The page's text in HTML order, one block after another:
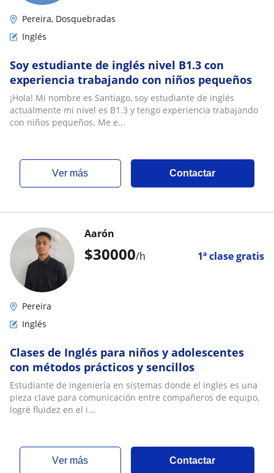
Pereira, Dosquebradas
Inglés
Soy estudiante de inglés nivel B1.3 con
experiencia trabajando con niños pequeños
¡Hola! Mi nombre es Santiago, soy estudiante de inglés
actualmente mi nivel es B1.3 y tengo experiencia trabajando
con niños pequeños. Me e...
ver más Contactar
$30000/h 1ª clase gratis
Aarón
Pereira
Inglés
Clases de Inglés para niños y adolescentes
con métodos prácticos y sencillos
Estudiante de ingeniería en sistemas donde el ingles es una
pieza clave para comunicación entre compañeros de equipo,
logré fluidez en el i...
ver más Contactar